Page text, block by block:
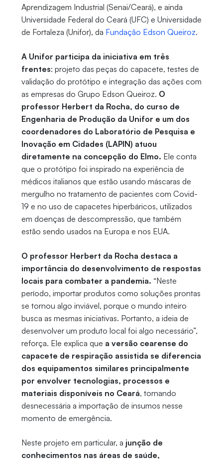
Aprendizagem Industrial (Senai/Ceará), e ainda
Universidade Federal do Ceará (UFC) e Universidade
de Fortaleza (Unifor), da Fundação Edson Queiroz.
A Unifor participa da iniciativa em três
frentes: projeto das peças do capacete, testes de
validação do protótipo e integração das ações com
as empresas do Grupo Edson Queiroz. O
professor Herbert da Rocha, do curso de
Engenharia de Produção da Unifor e um dos
coordenadores do Laboratório de Pesquisa e
Inovação em Cidades (LAPIN) atuou
diretamente na concepção do Elmo. Ele conta
que o protótipo foi inspirado na experiência de
médicos italianos que estão usando máscaras de
mergulho no tratamento de pacientes com Covid-
19 e no uso de capacetes hiperbáricos, utilizados
em doenças de descompressão, que também
estão sendo usados na Europa e nos EUA.
O professor Herbert da Rocha destaca a
importância do desenvolvimento de respostas
locais para combater a pandemia. “Neste
período, importar produtos como soluções prontas
se tornou algo inviável, porque o mundo inteiro
busca as mesmas iniciativas. Portanto, a ideia de
desenvolver um produto local foi algo necessário”,
reforça. Ele explica que a versão cearense do
capacete de respiração assistida se diferencia
dos equipamentos similares principalmente
por envolver tecnologias, processos e
materiais disponíveis no Ceará, tornando
desnecessária a importação de insumos nesse
momento de emergência.
Neste projeto em particular, a junção de
conhecimentos nas áreas de saúde,